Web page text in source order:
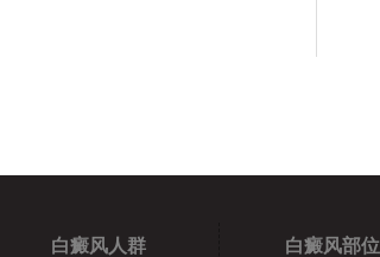
白癜风人群 白癜风部位